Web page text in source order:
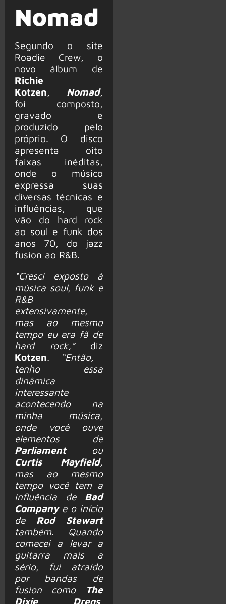
Nomad
Segundo o site
Roadie Crew, o
novo álbum de
Richie
Kotzen, Nomad,
foi composto,
gravado e
produzido pelo
próprio. O disco
apresenta oito
faixas inéditas,
onde o músico
expressa suas
diversas técnicas e
influências, que
vão do hard rock
ao soul e funk dos
anos 70, do jazz
fusion ao R&B.
“Cresci exposto à
música soul, funk e
R&B
extensivamente,
mas ao mesmo
tempo eu era fã de
hard rock,” diz
Kotzen. “Então,
tenho essa
dinâmica
interessante
acontecendo na
minha música,
onde você ouve
elementos de
Parliamentou
Curtis Mayfield,
mas ao mesmo
tempo você tem a
influência de Bad
Companye o início
de Rod Stewart
também. Quando
comecei a levar a
guitarra mais a
sério, fui atraído
por bandas de
fusion como
The
Dixie Dregs,